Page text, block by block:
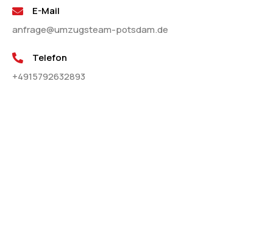
E-Mail
anfrage@umzugsteam-potsdam.de
Telefon
+4915792632893